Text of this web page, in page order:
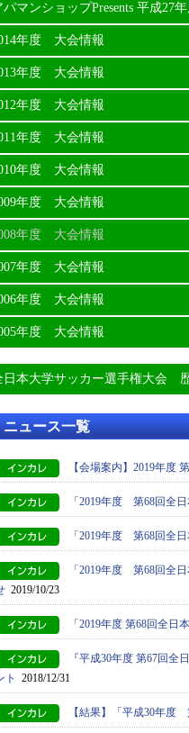
パマンショップPresents 平成27
年度 大会情報
年度 大会情報
年度 大会情報
年度 大会情報
年度 大会情報
年度 大会情報
年度 大会情報
年度 大会情報
年度 大会情報
年度 大会情報
日本大学サッカー選手権大会
ニュース一覧
【会場案内】2019年度
「2019年度 第68回全
「2019年度 第68回全
「2019年度 第68回全
2019/10/23
「2019年度 第68回全
『平成30年度 第67回
ト
2018/12/31
【結果】「平成30年度